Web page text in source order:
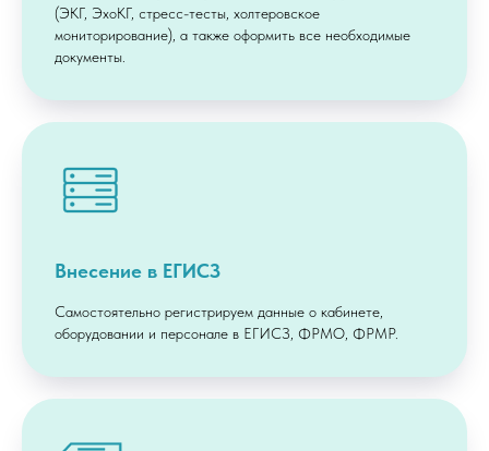
(ЭКГ, ЭхоКГ, стресс-тесты, холтеровское
мониторирование), а также оформить все необходимые
документы.
Внесение в ЕГИСЗ
Самостоятельно регистрируем данные о кабинете,
оборудовании и персонале в ЕГИСЗ, ФРМО, ФРМР.